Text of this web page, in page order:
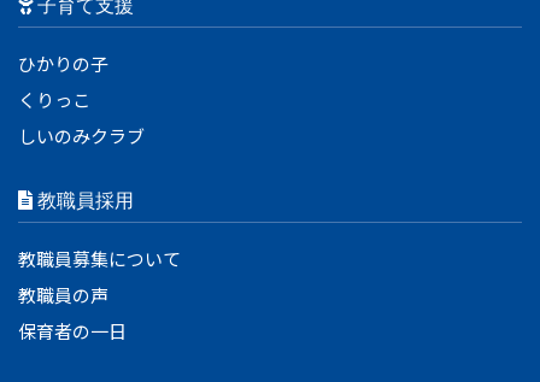
子育て支援
ひかりの子
くりっこ
しいのみクラブ
教職員採用
教職員募集について
教職員の声
保育者の一日